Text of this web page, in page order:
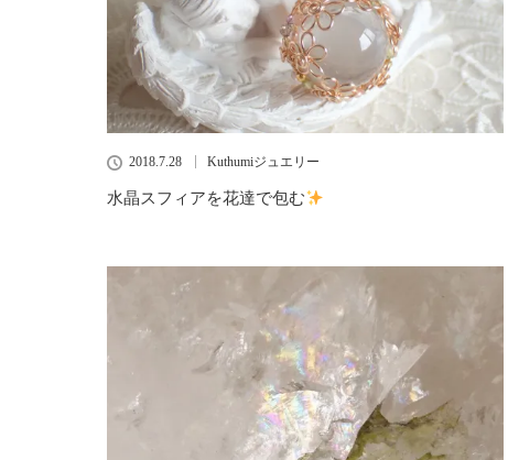
2018.7.28 Kuthumiジュエリー
水晶スフィアを花達で包む